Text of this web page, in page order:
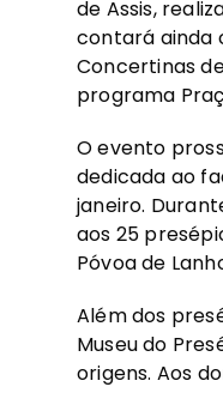
de Assis,
contará ainda
Concertinas
programa
O evento
dedicada ao
janeiro.
aos 25
Póvoa de
Além dos
Museu do
origens. Aos